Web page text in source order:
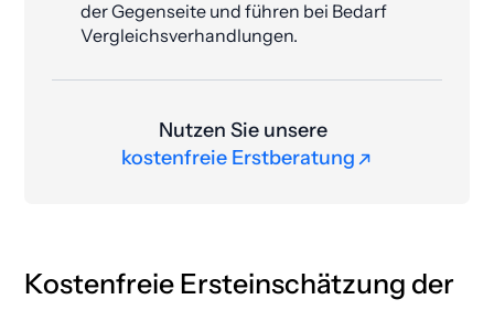
der Gegenseite und führen bei Bedarf
Vergleichsverhandlungen.
Nutzen Sie unsere
kostenfreie Erstberatung
Kostenfreie Ersteinschätzung der